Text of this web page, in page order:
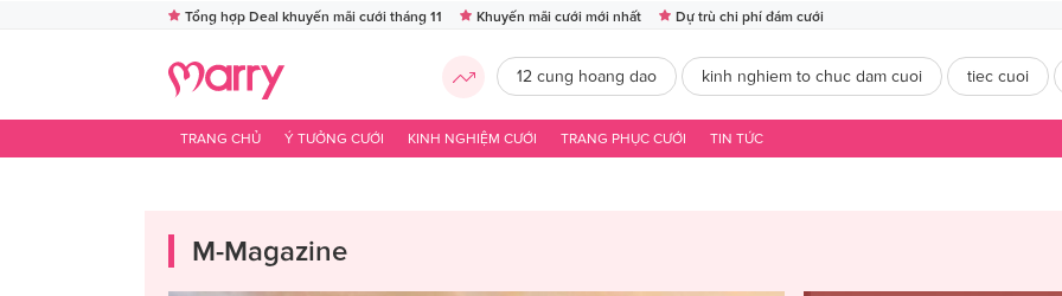
Tổng hợp Deal khuyến mãi cưới tháng 11 Khuyến mãi cưới mới nhất Dự trù chi phí đám cưới
12 cung hoang dao kinh nghiem to chuc dam cuoi tiec cuoi
TRANG CHỦ Ý TƯỞNG CƯỚI KINH NGHIỆM CƯỚI TRANG PHỤC CƯỚI TIN TỨC
M-Magazine